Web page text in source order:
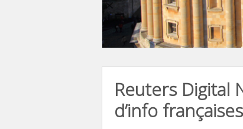
Reuters Digital
d’info